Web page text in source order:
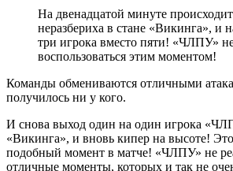
На двенадцатой минуте
неразбериха в стане «Викинга», и
три игрока вместо пяти! «ЧЛПУ»
воспользоваться этим моментом!
Команды обмениваются отличными
получилось ни у кого.
И снова выход один на один игрока
«Викинга», и вновь кипер на высоте!
подобный момент в матче! «ЧЛПУ» не
отличные моменты, которых и так не